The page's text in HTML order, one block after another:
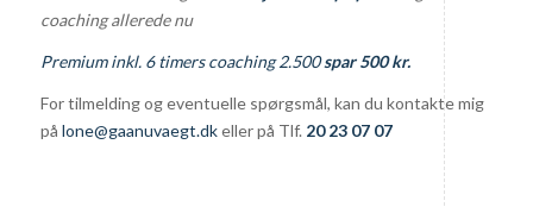
coaching allerede nu
Premium inkl. 6 timers coaching 2.500spar 500 kr.
For tilmelding og eventuelle spørgsmål, kan du kontakte mig
på lone@gaanuvaegt.dkeller på Tlf. 20 23 07 07